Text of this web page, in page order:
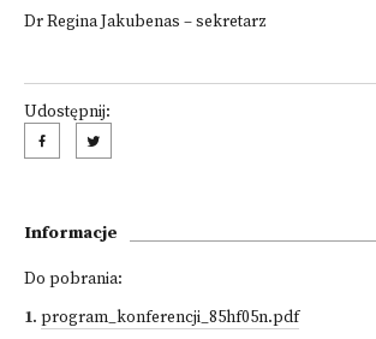
Dr Regina Jakubenas – sekretarz
Udostępnij:
Informacje
Do pobrania:
1. program_konferencji_85hf05n.pdf